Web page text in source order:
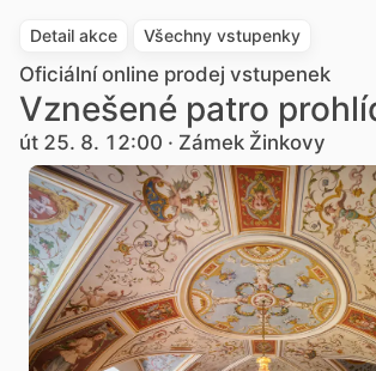
Detail akce Všechny vstupenky
Oficiální online prodej vstupenek
Vznešené patro
út 25. 8. 12:00 · Zámek Žinkovy